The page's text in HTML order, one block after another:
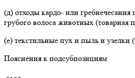
(д) отходы кардо- или
грубого волоса животных (товарная
(е) текстильные пух и пыль и узелки
Пояснения к подсубпозициям